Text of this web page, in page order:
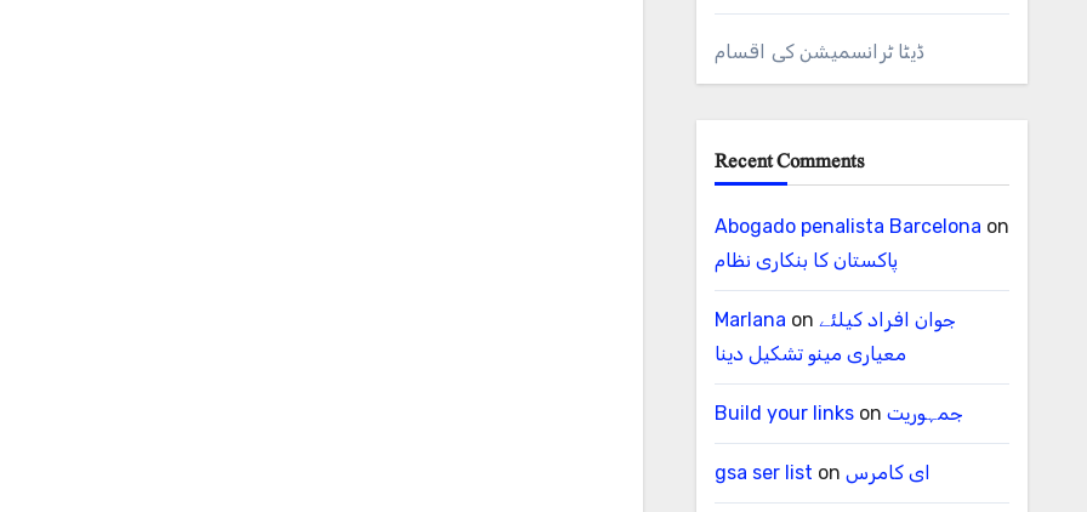
ڈیٹا ٹرانسمیشن کی اقسام
Recent Comments
Abogado penalista Barcelona on
پاکستان کا بنکاری نظام
Marlana on جوان افراد کیلئے
معیاری مینو تشکیل دینا
Build your linkson جمہوریت
gsa ser list on ای کامرس